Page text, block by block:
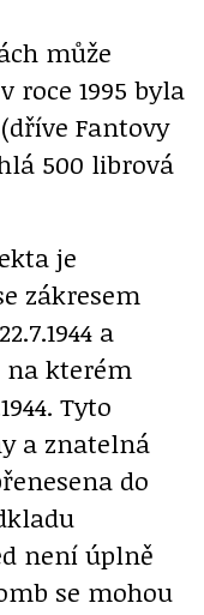
může
roce 1995 byla
Fantovy
500 librová
je
zákresem
a
na kterém
Tyto
a znatelná
do
není úplně
se mohou